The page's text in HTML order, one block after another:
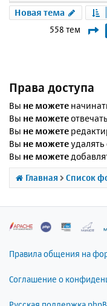
Новая тема
558 тем
Права доступа
Вы не можете
Вы не можете
Вы не можете
Вы не можете
Вы не можете
Главная Список
Правила общения на
Соглашение о